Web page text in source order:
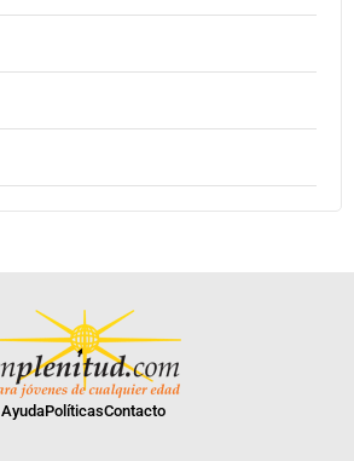
AyudaPolíticasContacto